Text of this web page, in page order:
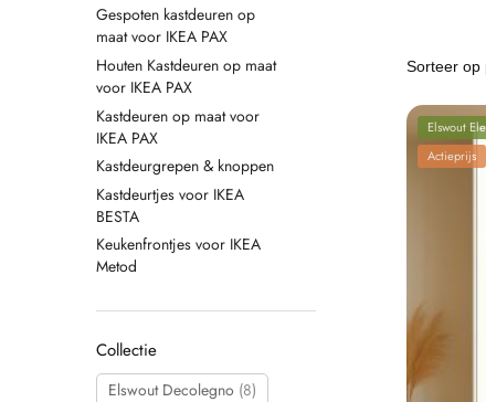
Elswout
Actieprijs
Gespoten kastdeuren op
maat voor IKEA PAX
Houten Kastdeuren op maat
voor IKEA PAX
Kastdeuren op maat voor
IKEA PAX
Kastdeurgrepen & knoppen
Kastdeurtjes voor IKEA
BESTA
Keukenfrontjes voor IKEA
Metod
Collectie
Elswout Decolegno (8)